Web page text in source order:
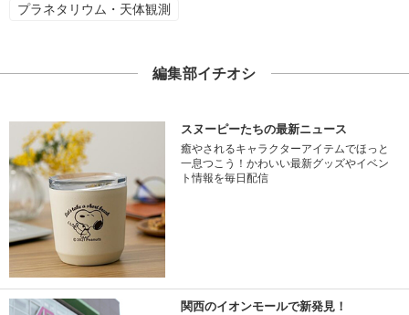
プラネタリウム・天体観測
編集部イチオシ
スヌーピーたちの最新ニュース
癒やされるキャラクターアイテムでほっと
一息つこう！かわいい最新グッズやイベン
ト情報を毎日配信
関西のイオンモールで新発見！